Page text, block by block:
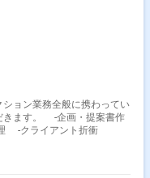
ョン業務全般に携わってい
きます。 -企画・提案書作
-クライアント折衝